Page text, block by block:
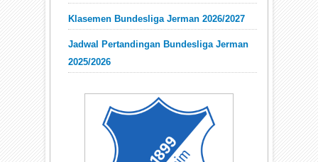
Klasemen Bundesliga Jerman 2026/2027
Jadwal Pertandingan Bundesliga Jerman
2025/2026